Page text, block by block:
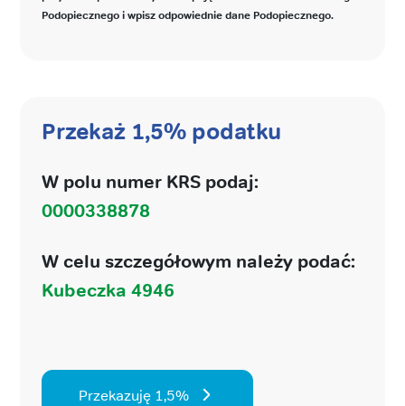
Podopiecznego i wpisz odpowiednie dane Podopiecznego.
Przekaż 1,5% podatku
W polu numer KRS podaj:
0000338878
W celu szczegółowym należy podać:
Kubeczka 4946
Przekazuję 1,5%